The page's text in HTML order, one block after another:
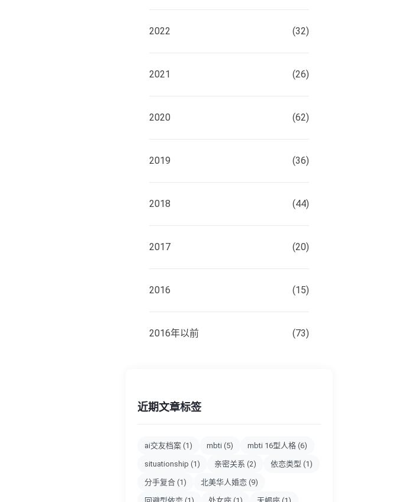
2022 (32)
2021 (26)
2020 (62)
2019 (36)
2018 (44)
2017 (20)
2016 (15)
2016年以前 (73)
近期文章标签
ai交友档案 (1) mbti (5) mbti 16型人格 (6)
situationship (1) 亲密关系 (2) 依恋类型 (1)
分手复合 (1) 北美华人婚恋 (9)